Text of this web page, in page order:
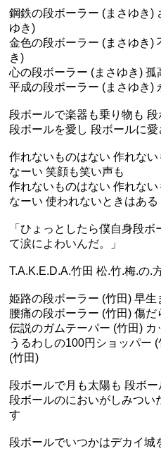
鋼鉄の段ボーラー (まさゆき)
ゆき)
金色の段ボーラー (まさゆき)
き)
心の段ボーラー (まさゆき)
平成の段ボーラー (まさゆき)
段ボールで楽器も乗り物も
段ボールを愛し 段ボールに
作れないものはない 作れな
なーい 笑顔も笑い声も
作れないものはない 作れな
なーい 使われないときはある
「ひょっとしたら僕自身段
て涙によわいんだ。」
T.A.K.E.D.A.竹田 松.竹.梅.の.
姫路の段ボーラー (竹田) 早
腰痛の段ボーラー (竹田) 傷
伝説のガムテーパー (竹田)
うるわしの100円ショッパー
(竹田)
段ボールで月も太陽も 段ボ
段ボールのにおいがしみつい
す
段ボールでいつかはデカイ城